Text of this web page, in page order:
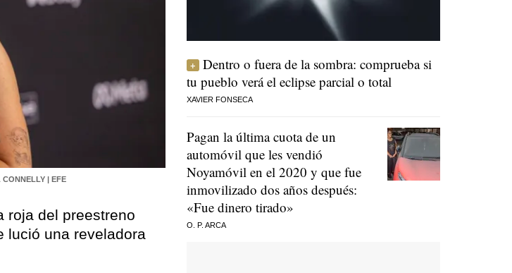
CONNELLY | EFE
roja del preestreno
lució una reveladora
Dentro o fuera de la sombra: comprueba si
tu pueblo verá el eclipse parcial o total
XAVIER FONSECA
Pagan la última cuota de un
automóvil que les vendió
Noyamóvil en el 2020 y que fue
inmovilizado dos años después:
«Fue dinero tirado»
O. P. ARCA